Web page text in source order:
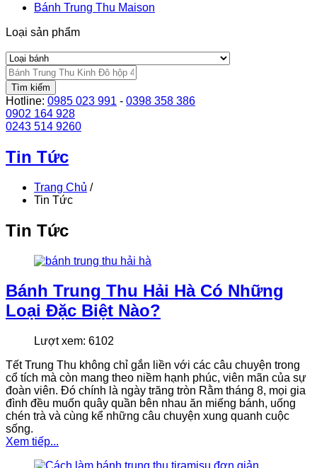
Bánh Trung Thu Maison
Loại sản phẩm
Tìm kiếm
Hotline: 0985 023 991 - 0398 358 386
0902 164 928
0243 514 9260
Tin Tức
Trang Chủ /
Tin Tức
Tin Tức
Bánh Trung Thu Hải Hà Có Những
Loại Đặc Biệt Nào?
Lượt xem: 6102
Tết Trung Thu không chỉ gắn liền với các câu chuyện trong
cổ tích mà còn mang theo niềm hạnh phúc, viên mãn của sự
đoàn viên. Đó chính là ngày trăng tròn Rằm tháng 8, mọi gia
đình đều muốn quây quần bên nhau ăn miếng bánh, uống
chén trà và cùng kể những câu chuyện xung quanh cuộc
sống.
Xem tiếp...